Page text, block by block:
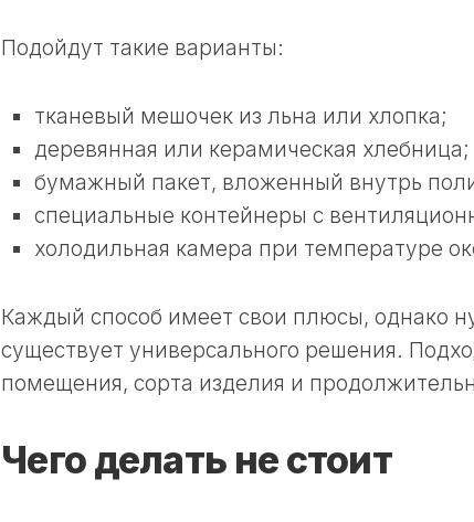
Подойдут такие варианты:
тканевый мешочек из льна или хлопка;
деревянная или керамическая хлебница;
бумажный пакет, вложенный внутрь
специальные контейнеры с
холодильная камера при температуре
Каждый способ имеет свои плюсы, однако
существует универсального решения.
помещения, сорта изделия и
Чего делать не стоит